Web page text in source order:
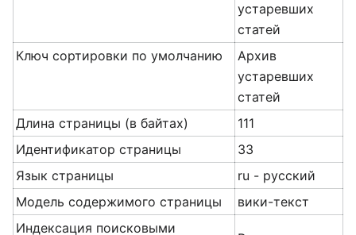
устаревших
статей
Ключ сортировки по умолчанию
Архив
устаревших
статей
Длина страницы (в байтах)
111
Идентификатор страницы
33
Язык страницы
ru - русский
Модель содержимого страницы
вики-текст
Индексация поисковыми